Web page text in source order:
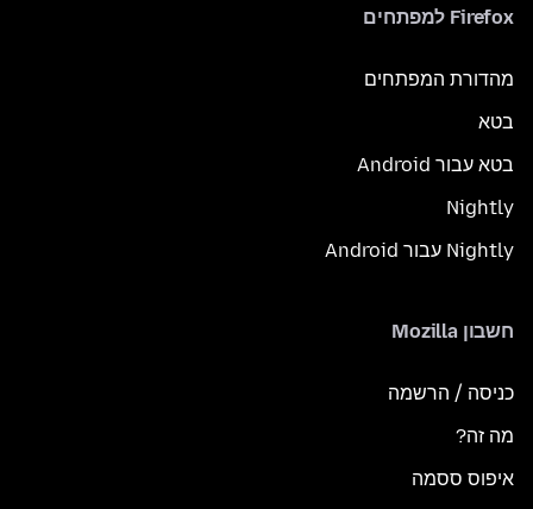
Firefox למפתחים
מהדורת המפתחים
בטא
בטא עבור Android
Nightly
Nightly עבור Android
חשבון Mozilla
כניסה / הרשמה
מה זה?
איפוס ססמה